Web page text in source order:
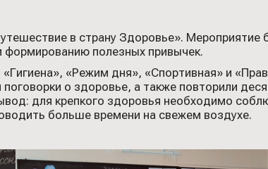
в страну Здоровье».
формированию полезных привычек.
«Режим дня», «Спортивная» и
о здоровье, а также повторили
для крепкого здоровья необходимо
больше времени на свежем воздухе.